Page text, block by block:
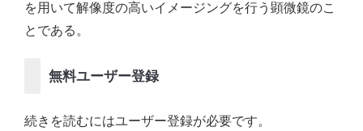
サービス
を用いて解像度の高いイメージングを行う顕微鏡のこ
とである。
無料ユーザー登録
続きを読むにはユーザー登録が必要です。